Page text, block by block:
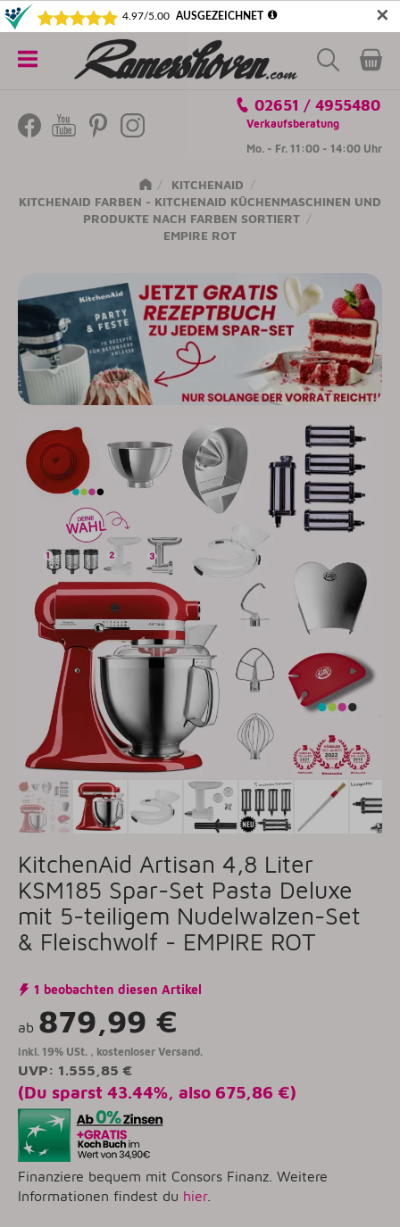
✕
5€ SICHERN! NEWSLETTER ABONNIEREN
Kategorien
02651 / 4955480
Verkaufsberatung
Mo. - Fr. 11:00 - 14:00 Uhr
KITCHENAID
KITCHENAID FARBEN - KITCHENAID KÜCHENMASCHINEN UND
PRODUKTE NACH FARBEN SORTIERT
EMPIRE ROT
KitchenAid Artisan 4,8 Liter
KSM185 Spar-Set Pasta Deluxe
mit 5-teiligem Nudelwalzen-Set
& Fleischwolf - EMPIRE ROT
1 beobachten diesen Artikel
ab 879,99 €
inkl. 19% USt. , kostenloser Versand.
UVP: 1.555,85 €
(Du sparst 43.44%, also 675,86 €)
Finanziere bequem mit Consors Finanz. Weitere
Informationen findest du hier.